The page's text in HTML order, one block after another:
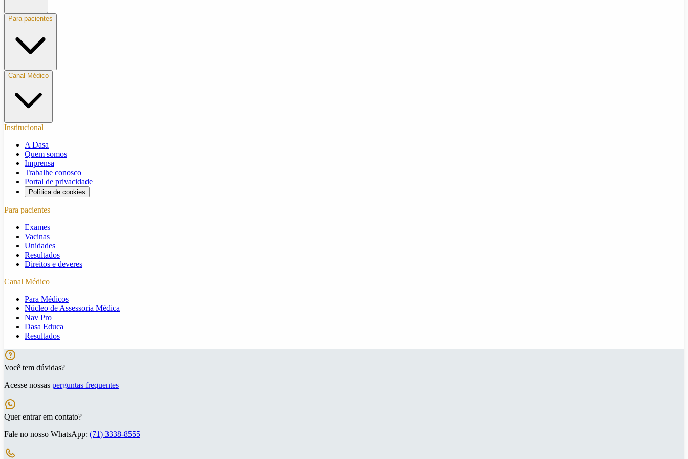
Para pacientes
Canal Médico
Institucional
A Dasa
Quem somos
Imprensa
Trabalhe conosco
Portal de privacidade
Política de cookies
Para pacientes
Exames
Vacinas
Unidades
Resultados
Direitos e deveres
Canal Médico
Para Médicos
Núcleo de Assessoria Médica
Nav Pro
Dasa Educa
Resultados
Você tem dúvidas?
Acesse nossas perguntas frequentes
Quer entrar em contato?
Fale no nosso WhatsApp: (71) 3338-8555